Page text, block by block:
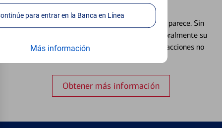
Continúe para entrar en la Banca en Línea
Más información
Débito⁴
Extraviar una tarjeta es más común de lo que parece. Sin
embargo, puede bloquear y desbloquear temporalmente su
tarjeta de débito para ayudar a prevenir transacciones no
Obtener más información